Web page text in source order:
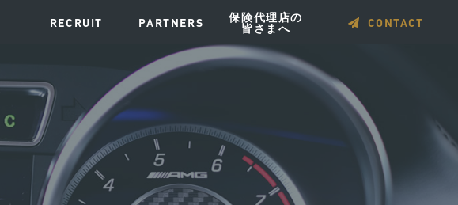
RECRUIT PARTNERS 保険代理店の
皆さまへ CONTACT